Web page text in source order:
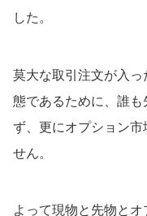
した。
莫大な取引注文が入
態であるために、誰
ず、更にオプション市
せん。
よって現物と先物と